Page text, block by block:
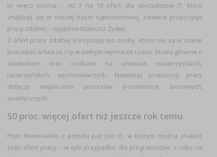
to wręcz norma. – Aż 7 na 10 ofert dla specjalistów IT, które
znajdują się w naszej bazie ogłoszeniowej, zawiera propozycje
pracy zdalnej – wyjaśnia Mateusz Żydek.
Z ofert pracy zdalnej korzystają też osoby, które nie są w stanie
pracować w biurze czy w pełnym wymiarze czasu. Mowa głównie o
studentach oraz osobach na urlopach macierzyńskich,
tacierzyńskich, wychowawczych. Najwięcej propozycji pracy
dotyczy wspierania procesów e-commerce, biurowych,
analitycznych.
50 proc. więcej ofert niż jeszcze rok temu
Piotr Nowosielski z portalu Just Join IT, w którym można znaleźć
setki ofert pracy – w tym przypadku dla programistów, z roku na